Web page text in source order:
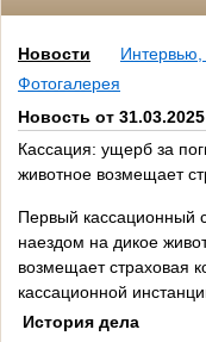
Новости
Фотогалерея
Новость от 31.03.2025
Кассация: ущерб за
животное возмещает
Первый кассационный
наездом на дикое
возмещает страховая
кассационной
История дела